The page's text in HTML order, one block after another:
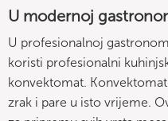
U modernoj
U profesionalnoj
koristi profesionalni
konvektomat.
zrak i pare u isto vrijeme.